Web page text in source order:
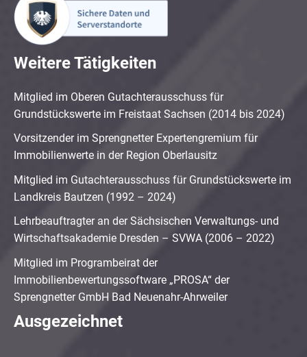
Weitere Tätigkeiten
Mitglied im Oberen Gutachterausschuss für
Grundstückswerte im Freistaat Sachsen (2014 bis 2024)
Vorsitzender im Sprengnetter Expertengremium für
Immobilienwerte in der Region Oberlausitz
Mitglied im Gutachterausschuss für Grundstückswerte im
Landkreis Bautzen (1992 – 2024)
Lehrbeauftragter an der Sächsischen Verwaltungs- und
Wirtschaftsakademie Dresden – SVWA (2006 – 2022)
Mitglied im Programbeirat der
Immobilienbewertungssoftware „PROSA“ der
Sprengnetter GmbH Bad Neuenahr-Ahrweiler
Ausgezeichnet